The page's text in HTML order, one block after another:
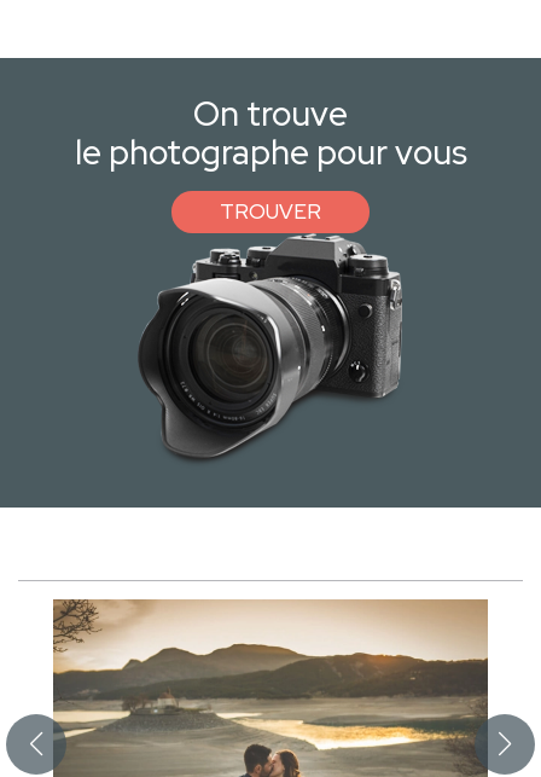
On trouve
le photographe pour vous
TROUVER